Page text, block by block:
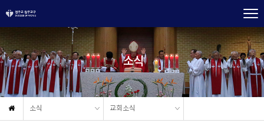
소식
소식 교회소식